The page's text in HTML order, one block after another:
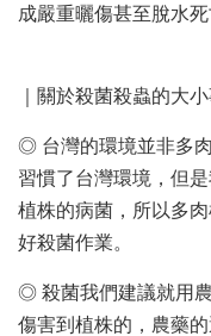
成嚴重曬傷甚至脫水死
｜關於殺菌殺蟲的大小
◎ 台灣的環境並非多
習慣了台灣環境，但
植株的病菌，所以多
好殺菌作業。
◎ 殺菌我們建議就用
傷害到植株的，農藥